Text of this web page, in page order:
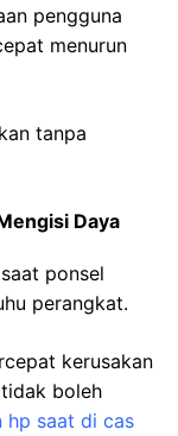
pengguna
menurun
tanpa
Daya
ponsel
perangkat.
kerusakan
boleh
hp saat di cas